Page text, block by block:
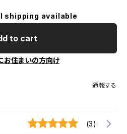
shipping available
to cart
お住まいの方向け
通報する
(3)